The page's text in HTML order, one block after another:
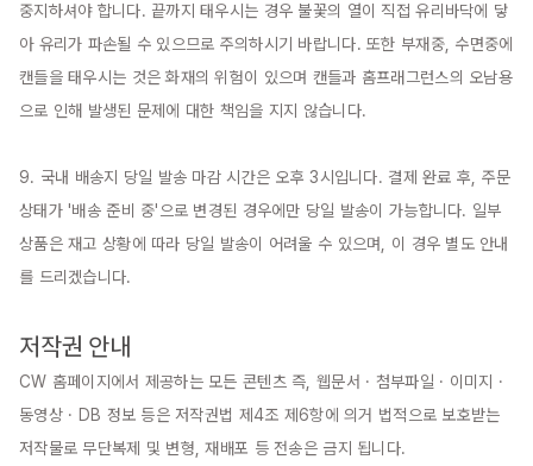
중지하셔야 합니다. 끝까지 태우시는 경우 불꽃의 열이 직접 유리바닥에 닿
아 유리가 파손될 수 있으므로 주의하시기 바랍니다. 또한 부재중, 수면중에
캔들을 태우시는 것은 화재의 위험이 있으며 캔들과 홈프래그런스의 오남용
으로 인해 발생된 문제에 대한 책임을 지지 않습니다.
9. 국내 배송지 당일 발송 마감 시간은 오후 3시입니다. 결제 완료 후, 주문
상태가 '배송 준비 중'으로 변경된 경우에만 당일 발송이 가능합니다. 일부
상품은 재고 상황에 따라 당일 발송이 어려울 수 있으며, 이 경우 별도 안내
를 드리겠습니다.
저작권 안내
CW 홈페이지에서 제공하는 모든 콘텐츠 즉, 웹문서 · 첨부파일 · 이미지 ·
동영상 · DB 정보 등은 저작권법 제4조 제6항에 의거 법적으로 보호받는
저작물로 무단복제 및 변형, 재배포 등 전송은 금지 됩니다.